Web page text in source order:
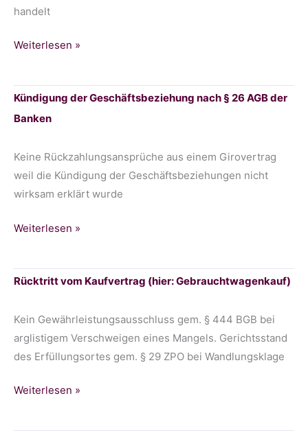
handelt
Erhebliches
Wertes
von
Lux
bei
Zahnarzt-
ist
Weiterlesen »
Kündigung der Geschäftsbeziehung nach § 26 AGB der
Banken
Keine Rückzahlungsansprüche aus einem Girovertrag
weil die Kündigung der Geschäftsbeziehungen nicht
wirksam erklärt wurde
Kündigung
nach
26
AGB
der
Weiterlesen »
Rücktritt vom Kaufvertrag (hier: Gebrauchtwagenkauf)
Kein Gewährleistungsausschluss gem. § 444 BGB bei
arglistigem Verschweigen eines Mangels. Gerichtsstand
des Erfüllungsortes gem. § 29 ZPO bei Wandlungsklage
Rücktritt
Weiterlesen »